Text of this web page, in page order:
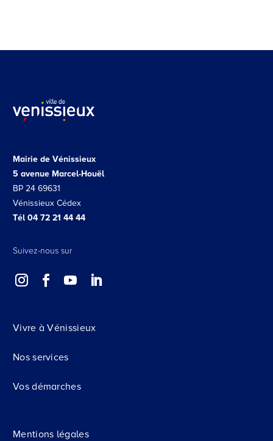
Mairie de Vénissieux
5 avenue Marcel-Houël
BP 24 69631
Vénissieux Cédex
Tél 04 72 21 44 44
Suivez-nous sur
Vivre à Vénissieux
Nos services
Vos démarches
Mentions légales